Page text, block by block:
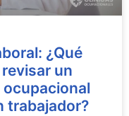
¿Qué
un
trabajador?